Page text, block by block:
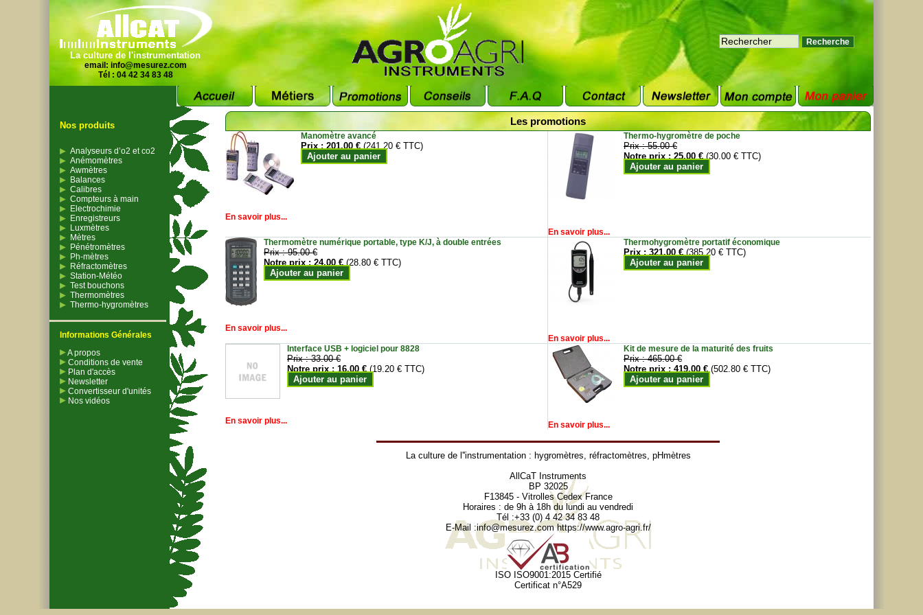
La culture de l'instrumentation
email: info@mesurez.com
Tél : 04 42 34 83 48
Nos produits
Analyseurs d’o2 et co2
Anémomètres
Awmètres
Balances
Calibres
Compteurs à main
Electrochimie
Enregistreurs
Luxmètres
Mètres
Pénétromètres
Ph-mètres
Réfractomètres
Station-Météo
Test bouchons
Thermomètres
Thermo-hygromètres
Informations Générales
A propos
Conditions de vente
Plan d'accès
Newsletter
Convertisseur d'unités
Nos vidéos
Les promotions
Manomètre avancé
Prix :201.00 € (241.20 € TTC)
Ajouter au panier
En savoir plus...
Thermo-hygromètre de poche
Prix :55.00 €
Notre prix :25.00 € (30.00 € TTC)
Ajouter au panier
En savoir plus...
Thermomètre numérique portable, type K/J, à double entrées
Prix :95.00 €
Notre prix :24.00 € (28.80 € TTC)
Ajouter au panier
En savoir plus...
Thermohygromètre portatif économique
Prix :321.00 € (385.20 € TTC)
Ajouter au panier
En savoir plus...
Interface USB + logiciel pour 8828
Prix :33.00 €
Notre prix :16.00 € (19.20 € TTC)
Ajouter au panier
En savoir plus...
Kit de mesure de la maturité des fruits
Prix :465.00 €
Notre prix :419.00 € (502.80 € TTC)
Ajouter au panier
En savoir plus...
La culture de l''instrumentation : hygromètres, réfractomètres, pHmètres
AllCaT Instruments
BP 32025
F13845 - Vitrolles Cedex France
Horaires : de 9h à 18h du lundi au vendredi
Tél :+33 (0) 4 42 34 83 48
E-Mail :info@mesurez.com https://www.agro-agri.fr/
ISO ISO9001:2015 Certifié
Certificat n°A529